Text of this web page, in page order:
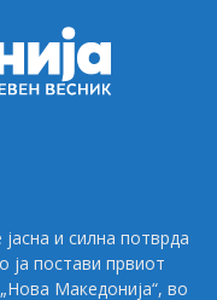
и силна потврда
ја постави првиот
Македонија“, во